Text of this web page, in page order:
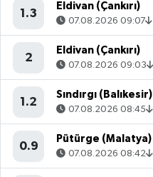
1.3
Eldivan (Çankırı)
07.08.2026 09:07
2
Eldivan (Çankırı)
07.08.2026 09:03
1.2
Sındırgı (Balıkesir)
07.08.2026 08:45
0.9
Pütürge (Malatya)
07.08.2026 08:42